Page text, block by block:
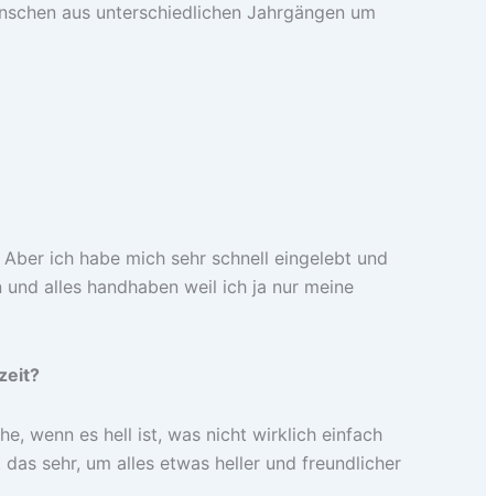
aus unterschiedlichen Jahrgängen um
ich habe mich sehr schnell eingelebt und
alles handhaben weil ich ja nur meine
wenn es hell ist, was nicht wirklich einfach
sehr, um alles etwas heller und freundlicher